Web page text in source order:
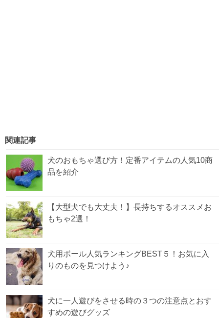
関連記事
犬のおもちゃ選び方！定番アイテムの人気10商
品を紹介
【大型犬でも大丈夫！】長持ちするオススメお
もちゃ2選！
犬用ボール人気ランキングBEST５！お気に入
りのものを見つけよう♪
犬に一人遊びをさせる時の３つの注意点とおす
すめの遊びグッズ